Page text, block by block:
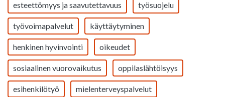
esteettömyys ja saavutettavuus työsuojelu
työvoimapalvelut käyttäytyminen
henkinen hyvinvointi oikeudet
sosiaalinen vuorovaikutus oppilaslähtöisyys
esihenkilötyö mielenterveyspalvelut